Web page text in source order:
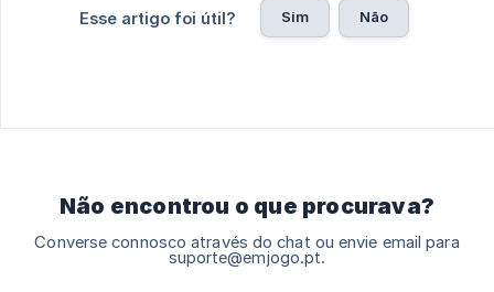
Esse artigo foi útil? Sim Não
Não encontrou o que procurava?
Converse connosco através do chat ou envie email para
suporte@emjogo.pt.